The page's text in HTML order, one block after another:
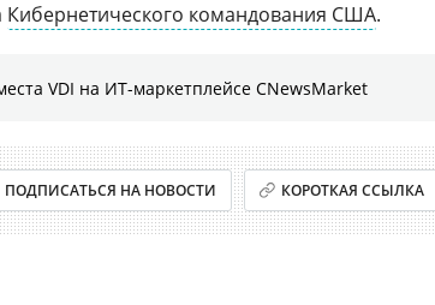
Кибернетического командования США.
VDI на ИТ-маркетплейсе CNewsMarket
ПОДПИСАТЬСЯ НА НОВОСТИ КОРОТКАЯ ССЫЛКА